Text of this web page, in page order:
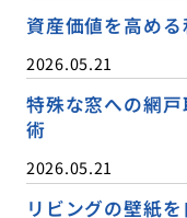
資産価値を高め
2026.05.21
特殊な窓への網
術
2026.05.21
リビングの壁紙